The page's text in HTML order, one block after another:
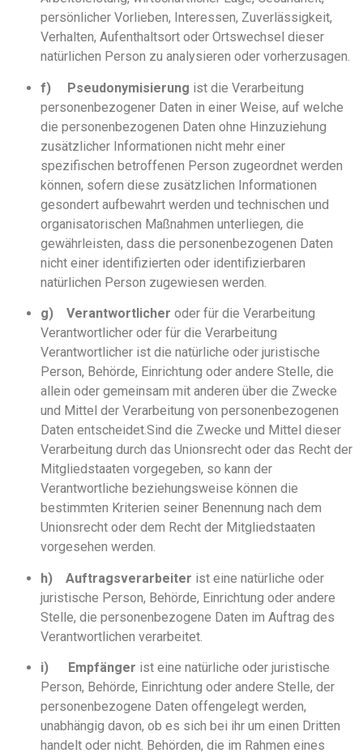
persönlicher Vorlieben, Interessen, Zuverlässigkeit,
Verhalten, Aufenthaltsort oder Ortswechsel dieser
natürlichen Person zu analysieren oder vorherzusagen.
f) Pseudonymisierung ist die Verarbeitung
personenbezogener Daten in einer Weise, auf welche
die personenbezogenen Daten ohne Hinzuziehung
zusätzlicher Informationen nicht mehr einer
spezifischen betroffenen Person zugeordnet werden
können, sofern diese zusätzlichen Informationen
gesondert aufbewahrt werden und technischen und
organisatorischen Maßnahmen unterliegen, die
gewährleisten, dass die personenbezogenen Daten
nicht einer identifizierten oder identifizierbaren
natürlichen Person zugewiesen werden.
g) Verantwortlicher oder für die Verarbeitung
Verantwortlicher oder für die Verarbeitung
Verantwortlicher ist die natürliche oder juristische
Person, Behörde, Einrichtung oder andere Stelle, die
allein oder gemeinsam mit anderen über die Zwecke
und Mittel der Verarbeitung von personenbezogenen
Daten entscheidet.Sind die Zwecke und Mittel dieser
Verarbeitung durch das Unionsrecht oder das Recht der
Mitgliedstaaten vorgegeben, so kann der
Verantwortliche beziehungsweise können die
bestimmten Kriterien seiner Benennung nach dem
Unionsrecht oder dem Recht der Mitgliedstaaten
vorgesehen werden.
h) Auftragsverarbeiter ist eine natürliche oder
juristische Person, Behörde, Einrichtung oder andere
Stelle, die personenbezogene Daten im Auftrag des
Verantwortlichen verarbeitet.
i) Empfänger ist eine natürliche oder juristische
Person, Behörde, Einrichtung oder andere Stelle, der
personenbezogene Daten offengelegt werden,
unabhängig davon, ob es sich bei ihr um einen Dritten
handelt oder nicht. Behörden, die im Rahmen eines